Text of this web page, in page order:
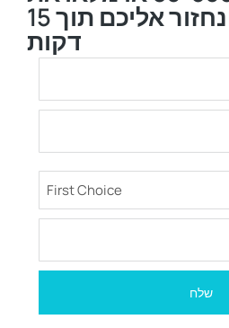
הפרטים ונחזור אליכם תוך 15
דקות